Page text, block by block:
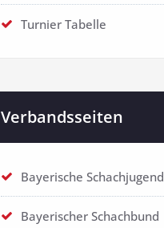
Turnier Tabelle
Verbandsseiten
Bayerische Schachjugend
Bayerischer Schachbund